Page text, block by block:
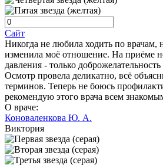
Сайт
Никогда не любила ходить по
изменила моё отношение. На приёме
давления - только
Осмотр провела деликатно, всё
терминов. Теперь не боюсь
рекомендую этого врача всем
О враче:
Коноваленкова Ю. А.
Виктория